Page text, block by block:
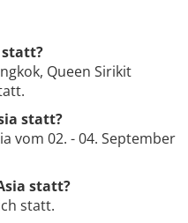
statt?
Queen Sirikit
statt?
vom 02. - 04. September
statt?
statt.